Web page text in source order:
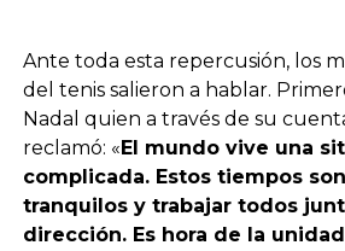
Ante toda esta repercusión, los
del tenis salieron a hablar.
Nadal quien a través de su
reclamó: « El mundo vive una
complicada. Estos tiempos
tranquilos y trabajar todos
dirección. Es hora de la